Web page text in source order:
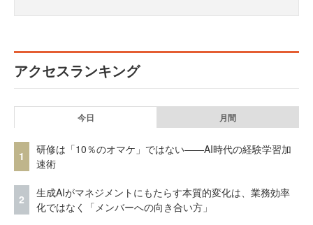
アクセスランキング
今日 月間
1
研修は「10％のオマケ」ではない——AI時代の経験学習加
速術
2
生成AIがマネジメントにもたらす本質的変化は、業務効率
化ではなく「メンバーへの向き合い方」